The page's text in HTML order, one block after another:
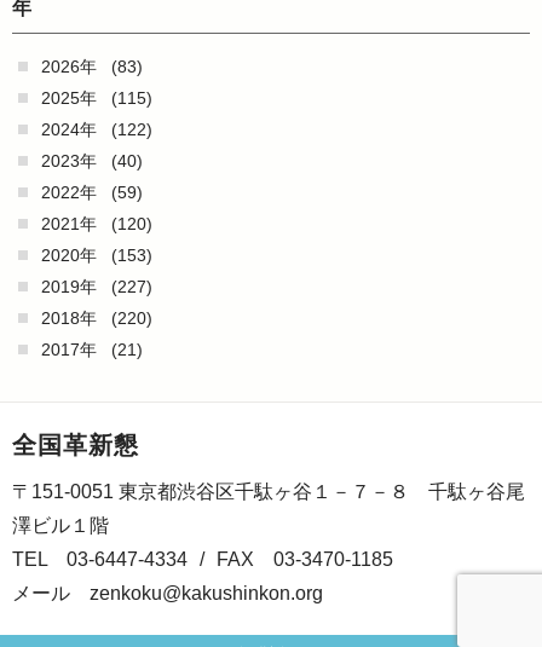
年
2026年
(83)
2025年
(115)
2024年
(122)
2023年
(40)
2022年
(59)
2021年
(120)
2020年
(153)
2019年
(227)
2018年
(220)
2017年
(21)
全国革新懇
〒151-0051 東京都渋谷区千駄ヶ谷１－７－８ 千駄ヶ谷尾
澤ビル１階
TEL 03-6447-4334 /
FAX 03-3470-1185
メール zenkoku@kakushinkon.org